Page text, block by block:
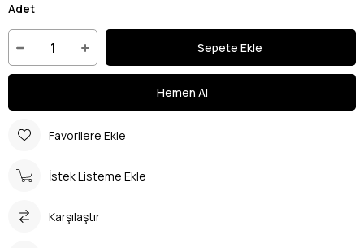
Adet
Favorilere Ekle
İstek Listeme Ekle
Karşılaştır